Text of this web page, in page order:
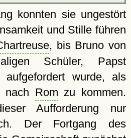
konnten sie ungestört
und Stille führen
, bis Bruno von
Schüler, Papst
aufgefordert wurde, als
nach Rom zu kommen.
Aufforderung nur
Der Fortgang des